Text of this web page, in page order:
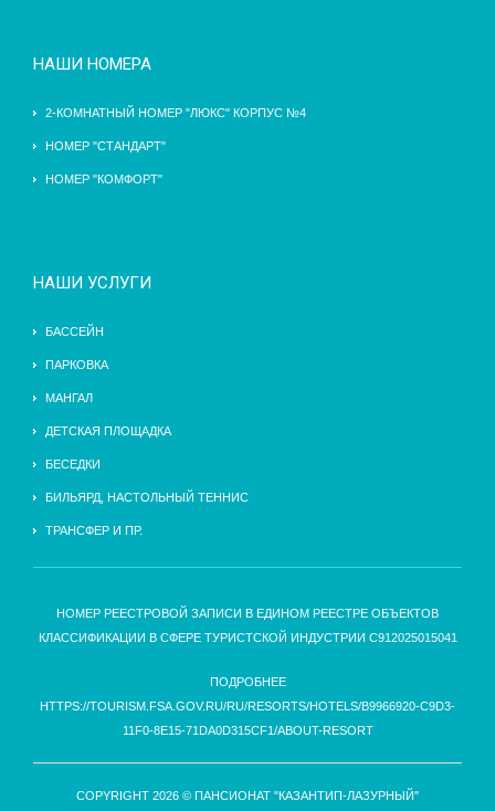
НАШИ НОМЕРА
2-КОМНАТНЫЙ НОМЕР "ЛЮКС" КОРПУС №4
НОМЕР "СТАНДАРТ"
НОМЕР "КОМФОРТ"
НАШИ УСЛУГИ
БАССЕЙН
ПАРКОВКА
МАНГАЛ
ДЕТСКАЯ ПЛОЩАДКА
БЕСЕДКИ
БИЛЬЯРД, НАСТОЛЬНЫЙ ТЕННИС
ТРАНСФЕР И ПР.
НОМЕР РЕЕСТРОВОЙ ЗАПИСИ В ЕДИНОМ РЕЕСТРЕ ОБЪЕКТОВ
КЛАССИФИКАЦИИ В СФЕРЕ ТУРИСТСКОЙ ИНДУСТРИИ С912025015041
ПОДРОБНЕЕ
HTTPS://TOURISM.FSA.GOV.RU/RU/RESORTS/HOTELS/B9966920-C9D3-
11F0-8E15-71DA0D315CF1/ABOUT-RESORT
COPYRIGHT 2026 © ПАНСИОНАТ "КАЗАНТИП-ЛАЗУРНЫЙ"